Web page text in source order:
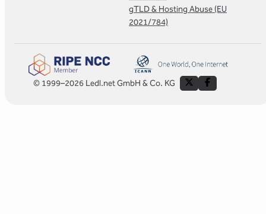
gTLD & Hosting Abuse (EU
2021/784)
© 1999–2026 Ledl.net GmbH & Co. KG